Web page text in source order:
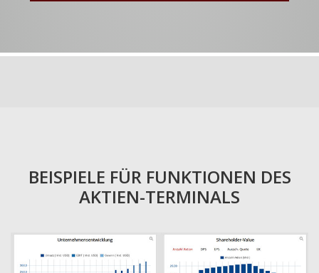
BEISPIELE FÜR FUNKTIONEN DES
AKTIEN-TERMINALS